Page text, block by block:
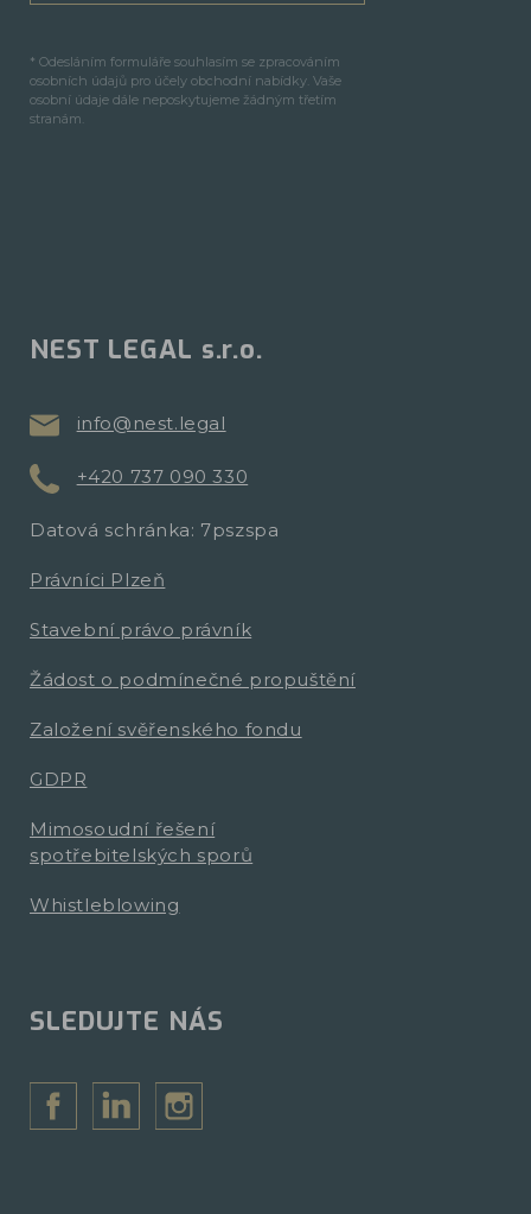
* Odesláním formuláře souhlasím se zpracováním
osobních údajů pro účely obchodní nabídky. Vaše
osobní údaje dále neposkytujeme žádným třetím
stranám.
NEST LEGAL s.r.o.
info@nest.legal
+420 737 090 330
Datová schránka: 7pszspa
Právníci Plzeň
Stavební právo právník
Žádost o podmínečné propuštění
Založení svěřenského fondu
GDPR
Mimosoudní řešení
spotřebitelských sporů
Whistleblowing
SLEDUJTE NÁS